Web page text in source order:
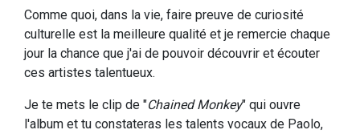
Comme quoi, dans la vie, faire preuve de curiosité
culturelle est la meilleure qualité et je remercie chaque
jour la chance que j'ai de pouvoir découvrir et écouter
ces artistes talentueux.
Je te mets le clip de "Chained Monkey" qui ouvre
l'album et tu constateras les talents vocaux de Paolo,